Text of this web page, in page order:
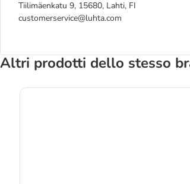
Tiilimäenkatu 9, 15680, Lahti, FI
customerservice@luhta.com
Altri prodotti dello stesso